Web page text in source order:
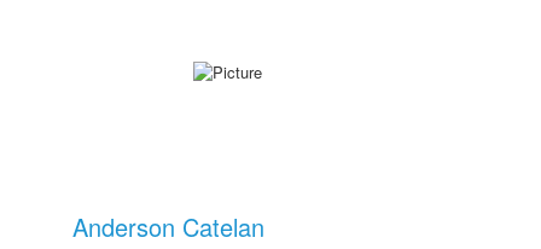
Anderson Catelan